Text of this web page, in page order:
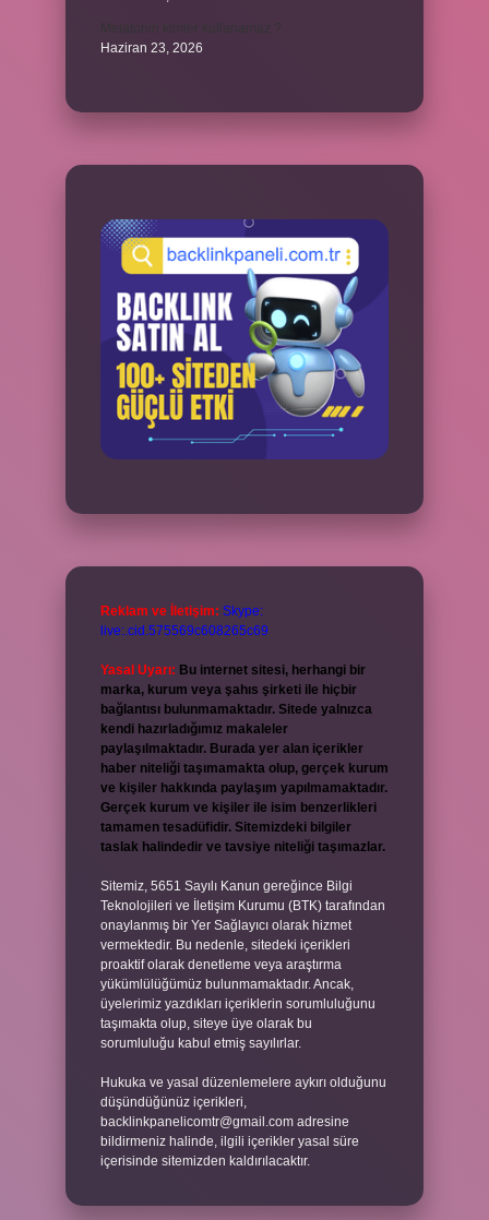
Haziran 23, 2026
Reklam ve İletişim: Skype:
live:.cid.575569c608265c69
Yasal Uyarı: Bu internet sitesi, herhangi bir
marka, kurum veya şahıs şirketi ile hiçbir
bağlantısı bulunmamaktadır. Sitede yalnızca
kendi hazırladığımız makaleler
paylaşılmaktadır. Burada yer alan içerikler
haber niteliği taşımamakta olup, gerçek kurum
ve kişiler hakkında paylaşım yapılmamaktadır.
Gerçek kurum ve kişiler ile isim benzerlikleri
tamamen tesadüfidir. Sitemizdeki bilgiler
taslak halindedir ve tavsiye niteliği taşımazlar.
Sitemiz, 5651 Sayılı Kanun gereğince Bilgi
Teknolojileri ve İletişim Kurumu (BTK) tarafından
onaylanmış bir Yer Sağlayıcı olarak hizmet
vermektedir. Bu nedenle, sitedeki içerikleri
proaktif olarak denetleme veya araştırma
yükümlülüğümüz bulunmamaktadır. Ancak,
üyelerimiz yazdıkları içeriklerin sorumluluğunu
taşımakta olup, siteye üye olarak bu
sorumluluğu kabul etmiş sayılırlar.
Hukuka ve yasal düzenlemelere aykırı olduğunu
düşündüğünüz içerikleri,
backlinkpanelicomtr@gmail.com adresine
bildirmeniz halinde, ilgili içerikler yasal süre
içerisinde sitemizden kaldırılacaktır.